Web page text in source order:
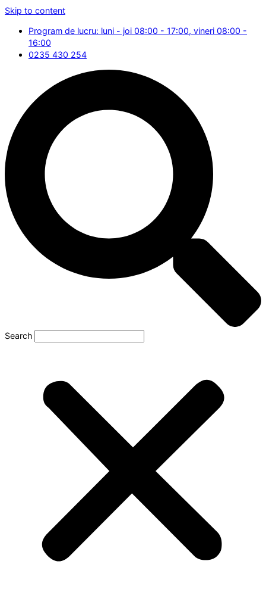
Skip to content
Program de lucru: luni - joi 08:00 - 17:00, vineri 08:00 -
16:00
0235 430 254
Search